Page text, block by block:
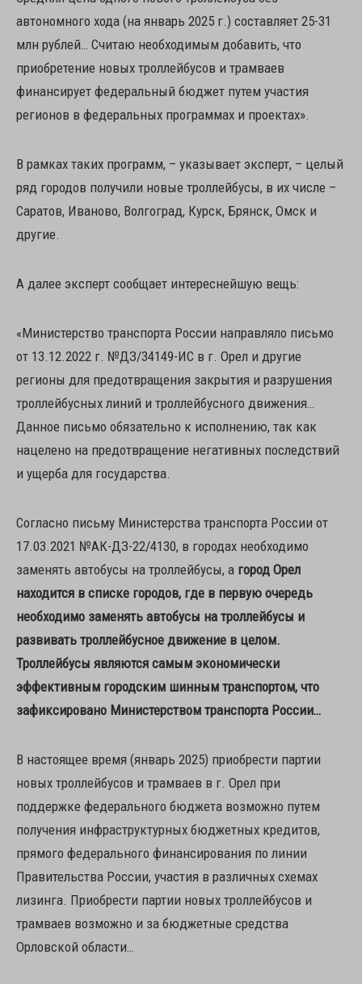
автономного хода (на январь 2025 г.) составляет 25-31
млн рублей… Считаю необходимым добавить, что
приобретение новых троллейбусов и трамваев
финансирует федеральный бюджет путем участия
регионов в федеральных программах и проектах».
В рамках таких программ, – указывает эксперт, – целый
ряд городов получили новые троллейбусы, в их числе –
Саратов, Иваново, Волгоград, Курск, Брянск, Омск и
другие.
А далее эксперт сообщает интереснейшую вещь:
«Министерство транспорта России направляло письмо
от 13.12.2022 г. №ДЗ/34149-ИС в г. Орел и другие
регионы для предотвращения закрытия и разрушения
троллейбусных линий и троллейбусного движения…
Данное письмо обязательно к исполнению, так как
нацелено на предотвращение негативных последствий
и ущерба для государства.
Согласно письму Министерства транспорта России от
17.03.2021 №АК-ДЗ-22/4130, в городах необходимо
заменять автобусы на троллейбусы, а город Орел
находится в списке городов, где в первую очередь
необходимо заменять автобусы на троллейбусы и
развивать троллейбусное движение в целом.
Троллейбусы являются самым экономически
эффективным городским шинным транспортом, что
зафиксировано Министерством транспорта России…
В настоящее время (январь 2025) приобрести партии
новых троллейбусов и трамваев в г. Орел при
поддержке федерального бюджета возможно путем
получения инфраструктурных бюджетных кредитов,
прямого федерального финансирования по линии
Правительства России, участия в различных схемах
лизинга. Приобрести партии новых троллейбусов и
трамваев возможно и за бюджетные средства
Орловской области…